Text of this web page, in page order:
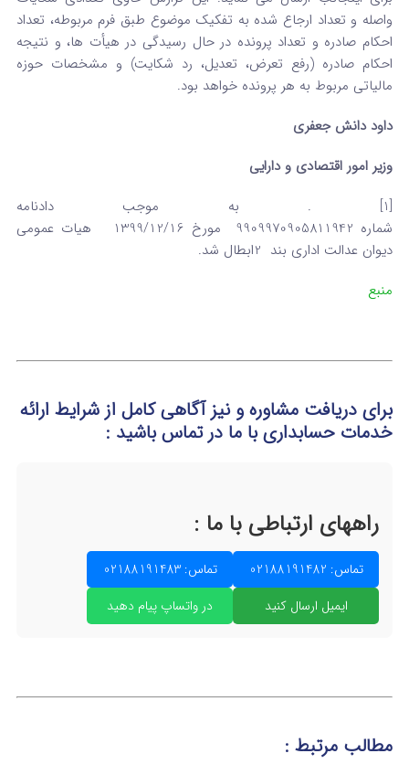
واصله و تعداد ارجاع شده به تفکیک موضوع طبق فرم مربوطه، تعداد
احکام صادره و تعداد پرونده در حال رسیدگی در هیأت ها، و نتیجه
احکام صادره (رفع تعرض، تعدیل، رد شکایت) و مشخصات حوزه
مالیاتی مربوط به هر پرونده خواهد بود.
داود دانش جعفری
وزیر امور اقتصادی و دارایی
[1] . به موجب دادنامه
شماره 9909970905811942 مورخ 1399/12/16 هیات عمومی
دیوان عدالت اداری بند 2ابطال شد.
منبع
برای دریافت مشاوره و نیز آگاهی کامل از شرایط ارائه
خدمات حسابداریبا ما در تماسباشید :
راههای ارتباطی با ما :
تماس: 02188191482
تماس: 02188191483
ایمیل ارسال کنید
در واتساپ پیام دهید
مطالب مرتبط :